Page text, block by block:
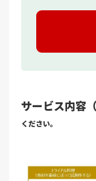
サービス内容
ください。